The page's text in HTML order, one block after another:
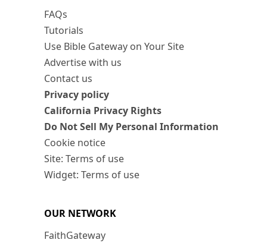
FAQs
Tutorials
Use Bible Gateway on Your Site
Advertise with us
Contact us
Privacy policy
California Privacy Rights
Do Not Sell My Personal Information
Cookie notice
Site: Terms of use
Widget: Terms of use
OUR NETWORK
FaithGateway